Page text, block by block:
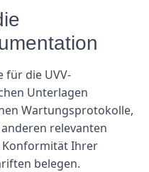
für die UVV-
Unterlagen
Wartungsprotokolle,
relevanten
Konformität Ihrer
belegen.